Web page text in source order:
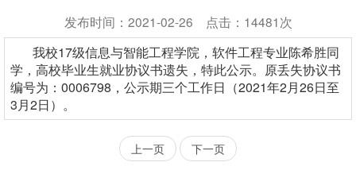
发布时间：2021-02-26 点击：14481次
我校17级信息与智能工程学院，软件工程专业陈希胜同
学，高校毕业生就业协议书遗失，特此公示。原丢失协议书
编号为：0006798 ，公示期三个工作日（2021年2月26日至
3月2日）。
上一页 下一页